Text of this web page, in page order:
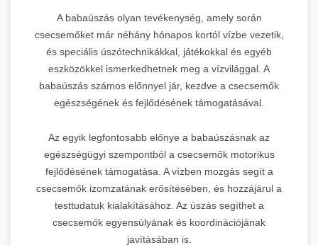
A babaúszás olyan tevékenység, amely során
csecsemőket már néhány hónapos kortól vízbe vezetik,
és speciális úszótechnikákkal, játékokkal és egyéb
eszközökkel ismerkedhetnek meg a vízvilággal. A
babaúszás számos előnnyel jár, kezdve a csecsemők
egészségének és fejlődésének támogatásával.
Az egyik legfontosabb előnye a babaúszásnak az
egészségügyi szempontból a csecsemők motorikus
fejlődésének támogatása. A vízben mozgás segít a
csecsemők izomzatának erősítésében, és hozzájárul a
testtudatuk kialakításához. Az úszás segíthet a
csecsemők egyensúlyának és koordinációjának
javításában is.